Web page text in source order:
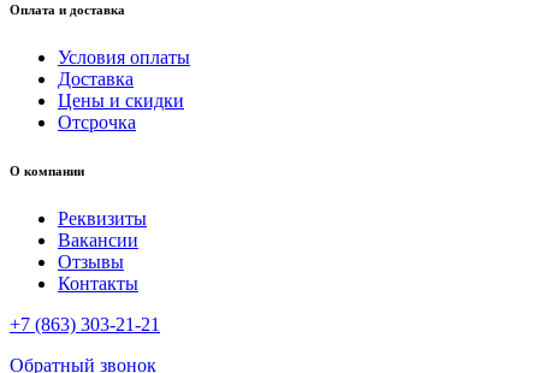
Оплата и доставка
Условия оплаты
Доставка
Цены и скидки
Отсрочка
О компании
Реквизиты
Вакансии
Отзывы
Контакты
+7 (863) 303-21-21
Обратный звонок